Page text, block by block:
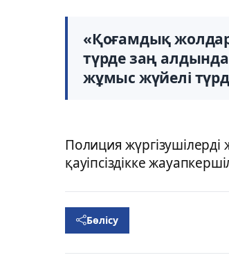
«Қоғамдық
түрде заң
жұмыс жүйелі
Полиция
қауіпсіздікке
Бөлісу